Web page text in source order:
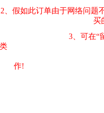
2、假如此订单由
买的邮品的“
3、可在“
类 方式告之
作!